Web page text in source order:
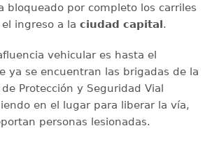
bloqueado por completo los carriles
ingreso a la ciudad capital.
vehicular es hasta el
ya se encuentran las brigadas de la
Protección y Seguridad Vial
en el lugar para liberar la vía,
personas lesionadas.